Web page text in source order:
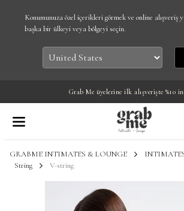
Konumunuza özel içerikleri görmek ve online alışveriş
başka bir ülkeyi veya bölgeyi seçin.
Grab Me üyelerine ilk alışverişte %10
GRABME INTIMATES & LOUNGE
String
V-string